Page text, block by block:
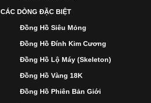
CÁC DÒNG ĐẶC BIỆT
Đồng Hồ Siêu Mỏng
Đồng Hồ Đính Kim Cương
Đồng Hồ Lộ Máy (Skeleton)
Đồng Hồ Vàng 18K
Đồng Hồ Phiên Bản Giới